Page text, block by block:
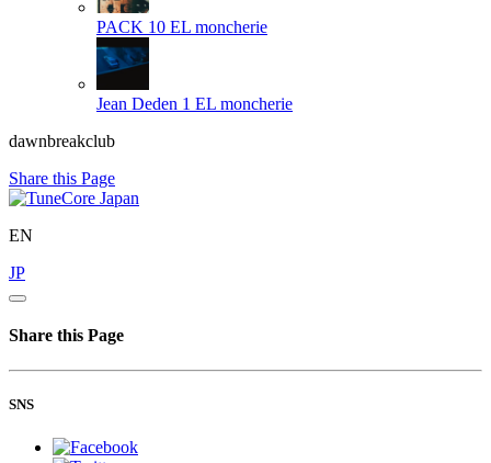
PACK 10 EL moncherie
Jean Deden 1 EL moncherie
dawnbreakclub
Share this Page
EN
JP
Share this Page
SNS